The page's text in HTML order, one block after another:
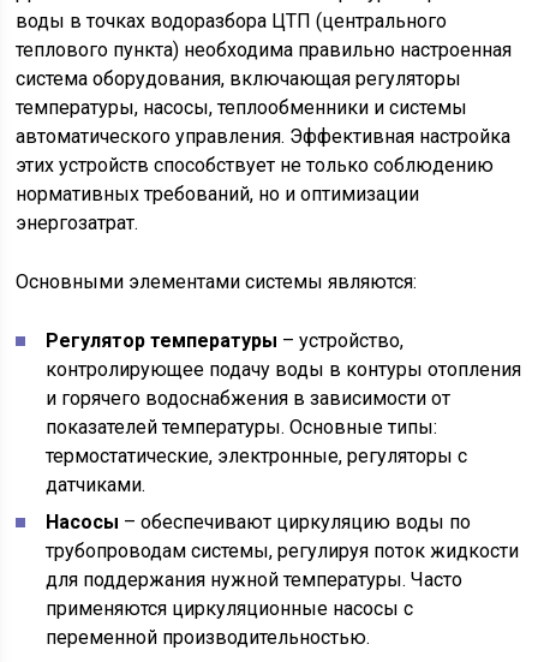
воды в точках водоразбора ЦТП (центрального
теплового пункта) необходима правильно настроенная
система оборудования, включающая регуляторы
температуры, насосы, теплообменники и системы
автоматического управления. Эффективная настройка
этих устройств способствует не только соблюдению
нормативных требований, но и оптимизации
энергозатрат.
Основными элементами системы являются:
Регулятор температуры – устройство,
контролирующее подачу воды в контуры отопления
и горячего водоснабжения в зависимости от
показателей температуры. Основные типы:
термостатические, электронные, регуляторы с
датчиками.
Насосы – обеспечивают циркуляцию воды по
трубопроводам системы, регулируя поток жидкости
для поддержания нужной температуры. Часто
применяются циркуляционные насосы с
переменной производительностью.